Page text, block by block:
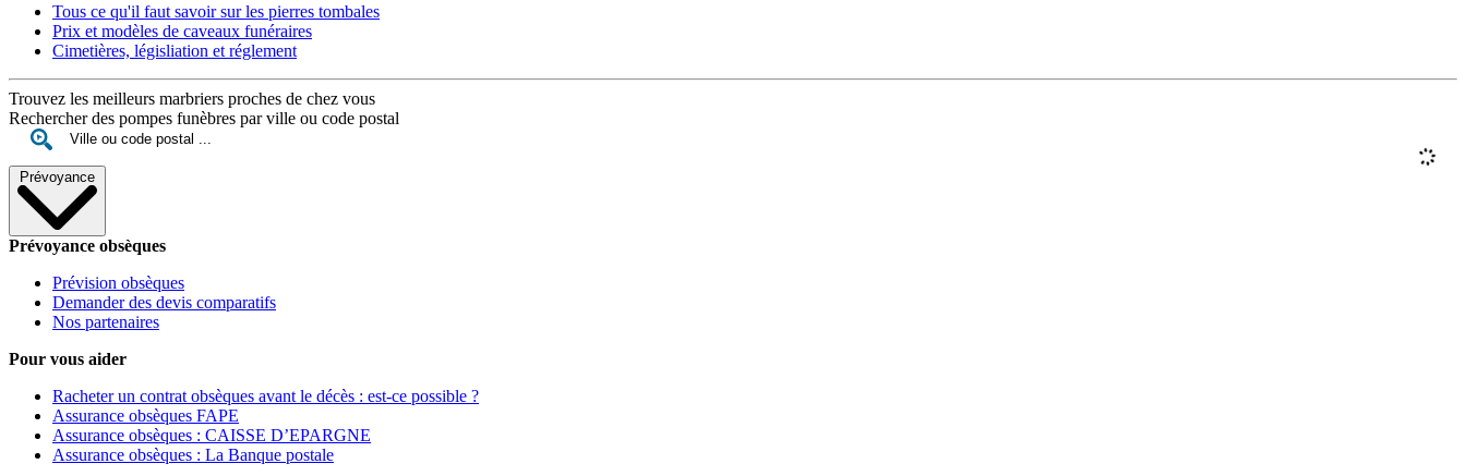
Tous ce qu'il faut savoir sur les pierres tombales
Prix et modèles de caveaux funéraires
Cimetières, législiation et réglement
Trouvez les meilleurs marbriers proches de chez vous
Rechercher des pompes funèbres par ville ou code postal
Prévoyance
Prévoyance obsèques
Prévision obsèques
Demander des devis comparatifs
Nos partenaires
Pour vous aider
Racheter un contrat obsèques avant le décès : est-ce possible ?
Assurance obsèques FAPE
Assurance obsèques : CAISSE D’EPARGNE
Assurance obsèques : La Banque postale